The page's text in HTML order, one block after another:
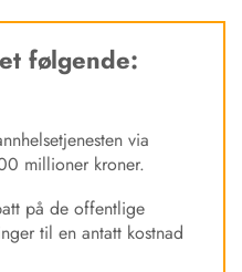
følgende:
via
millioner kroner.
på de offentlige
til en antatt kostnad